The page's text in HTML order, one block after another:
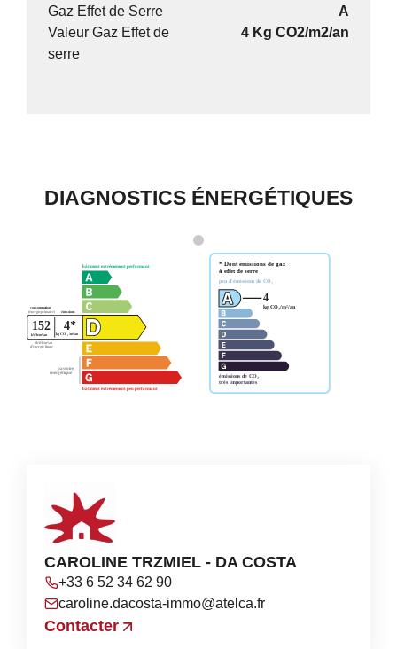
Gaz Effet de Serre
A
Valeur Gaz Effet de
serre
4 Kg CO2/m2/an
DIAGNOSTICS ÉNERGÉTIQUES
CAROLINE TRZMIEL - DA COSTA
+33 6 52 34 62 90
caroline.dacosta-immo@atelca.fr
Contacter